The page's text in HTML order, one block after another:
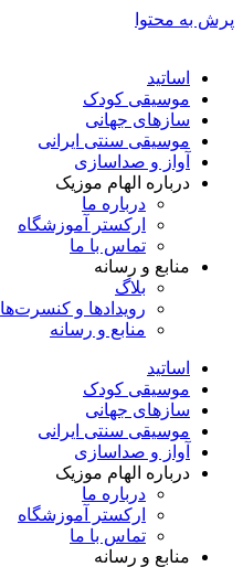
پرش به محتوا
اساتید
موسیقی کودک
سازهای جهانی
موسیقی سنتی ایرانی
آواز و صداسازی
درباره الهام موزیک
درباره ما
ارکستر آموزشگاه
تماس با ما
منابع و رسانه
بلاگ
رویدادها و کنسرت‌ها
منابع و رسانه
اساتید
موسیقی کودک
سازهای جهانی
موسیقی سنتی ایرانی
آواز و صداسازی
درباره الهام موزیک
درباره ما
ارکستر آموزشگاه
تماس با ما
منابع و رسانه